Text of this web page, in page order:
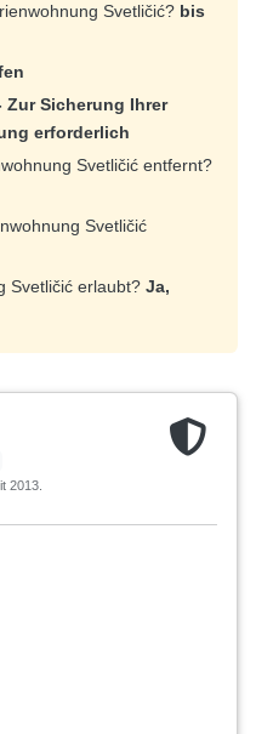
Svetličić? bis
Zur Sicherung Ihrer
erforderlich
Svetličić entfernt?
Svetličić
Svetličić erlaubt? Ja,
2013.